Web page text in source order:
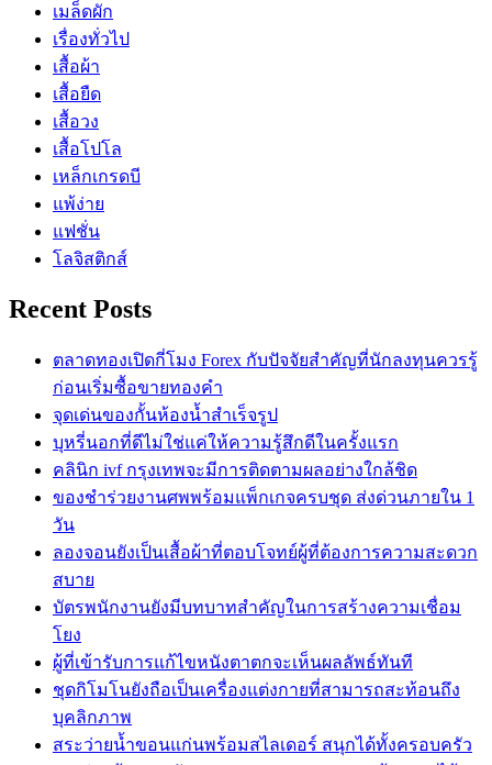
เมล็ดผัก
เรื่องทั่วไป
เสื้อผ้า
เสื้อยืด
เสื้อวง
เสื้อโปโล
เหล็กเกรดบี
แพ้ง่าย
แฟชั่น
โลจิสติกส์
Recent Posts
ตลาดทองเปิดกี่โมง Forex กับปัจจัยสำคัญที่นักลงทุนควรรู้
ก่อนเริ่มซื้อขายทองคำ
จุดเด่นของกั้นห้องน้ำสำเร็จรูป
บุหรี่นอกที่ดีไม่ใช่แค่ให้ความรู้สึกดีในครั้งแรก
คลินิก ivf กรุงเทพจะมีการติดตามผลอย่างใกล้ชิด
ของชำร่วยงานศพพร้อมแพ็กเกจครบชุด ส่งด่วนภายใน 1
วัน
ลองจอนยังเป็นเสื้อผ้าที่ตอบโจทย์ผู้ที่ต้องการความสะดวก
สบาย
บัตรพนักงานยังมีบทบาทสำคัญในการสร้างความเชื่อม
โยง
ผู้ที่เข้ารับการแก้ไขหนังตาตกจะเห็นผลลัพธ์ทันที
ชุดกิโมโนยังถือเป็นเครื่องแต่งกายที่สามารถสะท้อนถึง
บุคลิกภาพ
สระว่ายน้ำขอนแก่นพร้อมสไลเดอร์ สนุกได้ทั้งครอบครัว